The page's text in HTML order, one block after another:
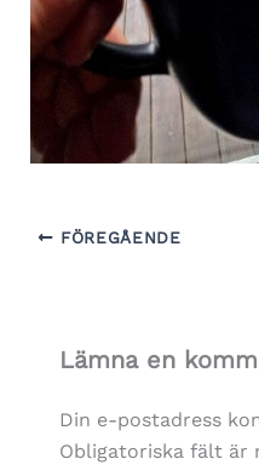
FÖREGÅENDE
Lämna en
Din e-postadress
Obligatoriska fält är